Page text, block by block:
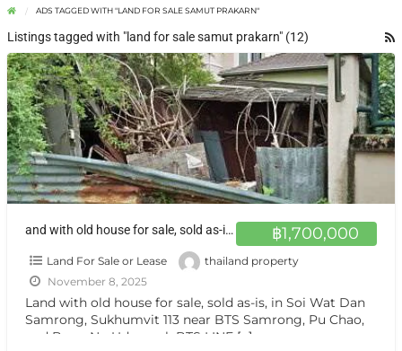
ADS TAGGED WITH "LAND FOR SALE SAMUT PRAKARN"
Listings tagged with "land for sale samut prakarn" (12)
฿1,700,000
and with old house for sale, sold as-is, in Soi Wat Dan Samrong, Sukhumvit 113 ที่ดินพร้อมบ้านเก่า แปลงเล็ก เหมาะอยู่อาศัย สำโรง สมทุรปราการ
Land For Sale or Lease
thailand property
November 8, 2025
Land with old house for sale, sold as-is, in Soi Wat Dan
Samrong, Sukhumvit 113 near BTS Samrong, Pu Chao,
and Bang Na-Udomsuk BTS LINE […]